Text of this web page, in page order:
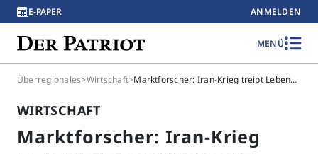
E-PAPER ANMELDEN
MENÜ
Überregionales>Wirtschaft> Marktforscher: Iran-Krieg treibt Lebensmittelpreise nicht
WIRTSCHAFT
Marktforscher: Iran-Krieg